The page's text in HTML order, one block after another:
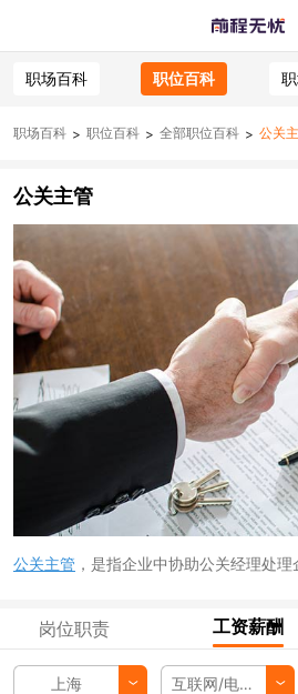
职场百科 职位百科
职场百科 > 职位百科 > 全部职位百科 > 公关
公关主管
公关主管 ，是指企业中协助公关经理处
岗位职责 工资薪酬
上海 互联网/电子商务